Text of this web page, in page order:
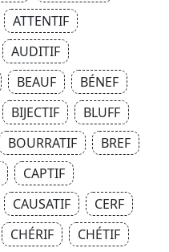
ATTENTIF
AUDITIF
BEAUF
BÉNEF
BIJECTIF
BLUFF
BOURRATIF
BREF
CAPTIF
CAUSATIF
CERF
CHÉRIF
CHÉTIF